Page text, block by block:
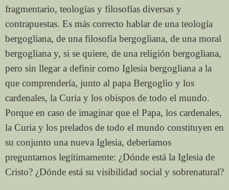
fragmentario, teologías y filosofías diversas y
contrapuestas. Es más correcto hablar de una teología
bergogliana, de una filosofía bergogliana, de una moral
bergogliana y, si se quiere, de una religión bergogliana,
pero sin llegar a definir como Iglesia bergogliana a la
que comprendería, junto al papa Bergoglio y los
cardenales, la Curia y los obispos de todo el mundo.
Porque en caso de imaginar que el Papa, los cardenales,
la Curia y los prelados de todo el mundo constituyen en
su conjunto una nueva Iglesia, deberíamos
preguntarnos legítimamente: ¿Dónde está la Iglesia de
Cristo? ¿Dónde está su visibilidad social y sobrenatural?